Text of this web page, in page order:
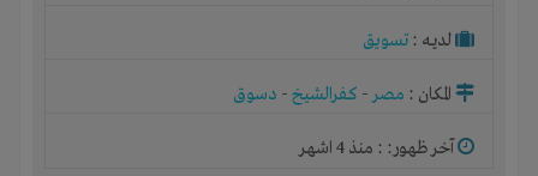
لديـه : تسويق
المكان : مصر- كفرالشيخ- دسوق
آخر ظهور: : منذ 4 اشهر